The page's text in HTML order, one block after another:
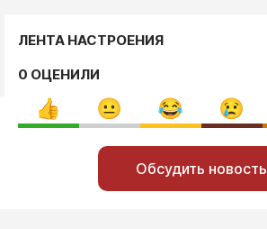
ЛЕНТА НАСТРОЕНИЯ
0 ОЦЕНИЛИ
Обсудить новость